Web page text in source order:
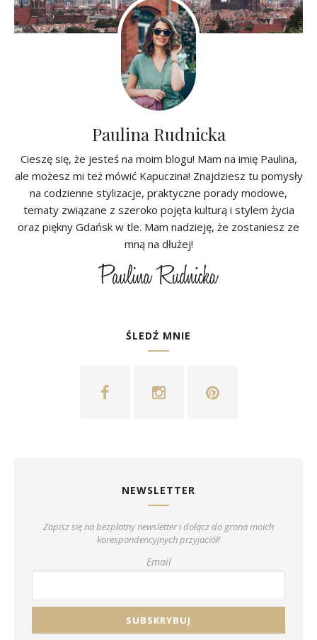
Paulina Rudnicka
Cieszę się, że jesteś na moim blogu! Mam na imię Paulina,
ale możesz mi też mówić Kapuczina! Znajdziesz tu pomysły
na codzienne stylizacje, praktyczne porady modowe,
tematy związane z szeroko pojęta kulturą i stylem życia
oraz piękny Gdańsk w tle. Mam nadzieję, że zostaniesz ze
mną na dłużej!
ŚLEDŹ MNIE
NEWSLETTER
Zapisz się na bezpłatny newsletter i dołącz do grona moich
korespondencyjnych przyjaciół!
Email